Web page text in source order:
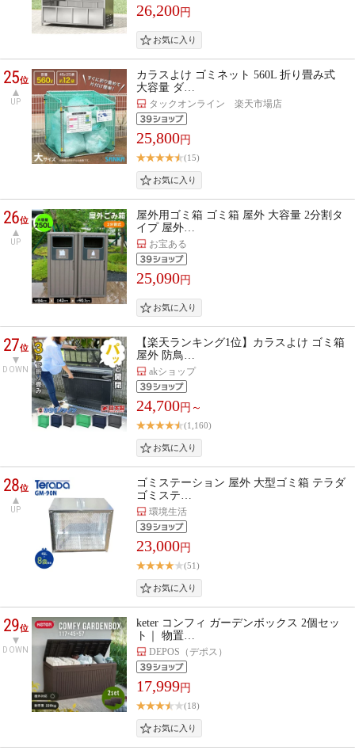
26,200円
25位
UP
カラスよけ ゴミネット 560L 折り畳み式
大容量 ダ…
タックオンライン 楽天市場店
25,800円
(15)
26位
UP
屋外用ゴミ箱 ゴミ箱 屋外 大容量 2分割タ
イプ 屋外…
お宝ある
25,090円
27位
DOWN
【楽天ランキング1位】カラスよけ ゴミ箱
屋外 防鳥…
akショップ
24,700円～
(1,160)
28位
UP
ゴミステーション 屋外 大型ゴミ箱 テラダ
ゴミステ…
環境生活
23,000円
(51)
29位
DOWN
keter コンフィ ガーデンボックス 2個セッ
ト｜ 物置…
DEPOS（デポス）
17,999円
(18)